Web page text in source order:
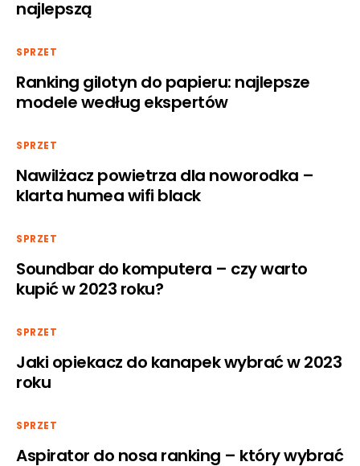
najlepszą
SPRZET
Ranking gilotyn do papieru: najlepsze
modele według ekspertów
SPRZET
Nawilżacz powietrza dla noworodka –
klarta humea wifi black
SPRZET
Soundbar do komputera – czy warto
kupić w 2023 roku?
SPRZET
Jaki opiekacz do kanapek wybrać w 2023
roku
SPRZET
Aspirator do nosa ranking – który wybrać